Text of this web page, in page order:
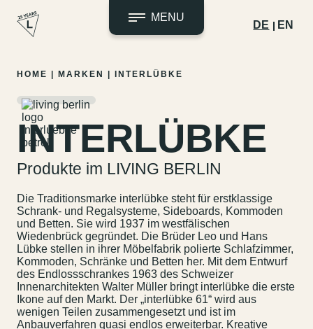
Zum
springen
MENU
DE EN
HOME MARKEN INTERLÜBKE
INTERLÜBKE
Produkte im LIVING BERLIN
Die Traditionsmarke interlübke steht für erstklassige
Schrank- und Regalsysteme, Sideboards, Kommoden
und Betten. Sie wird 1937 im westfälischen
Wiedenbrück gegründet. Die Brüder Leo und Hans
Lübke stellen in ihrer Möbelfabrik polierte Schlafzimmer,
Kommoden, Schränke und Betten her. Mit dem Entwurf
des Endlossschrankes 1963 des Schweizer
Innenarchitekten Walter Müller bringt interlübke die erste
Ikone auf den Markt. Der „interlübke 61“ wird aus
wenigen Teilen zusammengesetzt und ist im
Anbauverfahren quasi endlos erweiterbar. Kreative